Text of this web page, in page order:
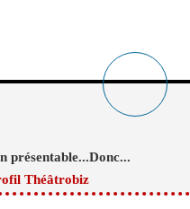
présentable...Donc...
Théâtrobiz